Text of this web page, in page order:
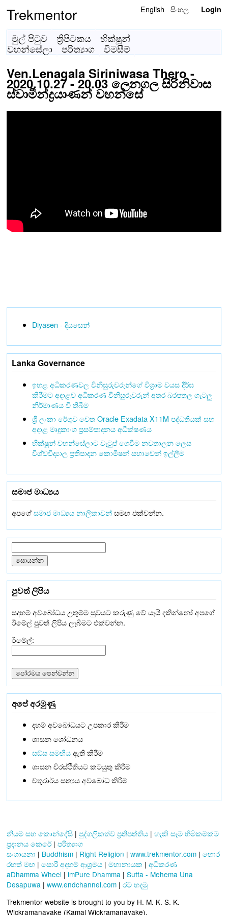
Trekmentor English සිංහල Login
මුල් පිටුව ත්‍රිපිටකය
භික්ෂූන්
වහන්සේලා
පරිත්‍යාග විමසීම්
Ven.Lenagala Siriniwasa Thero -
2020.10.27 - 20.03 ලෙනගල සිරිනිවාස
ස්වාමීන්ද්‍රයාණන් වහන්සේ
Diyasen - දියසෙන්
Lanka Governance
ඉහළ අධිකරණවල විනිසුරුවරුන්ගේ විශ්‍රාම වයස දීර්ඝ
කිරීමට අදාළව අධිකරණ විනිසුරුවරුන් අතර බරපතල ගැටලු
නිර්මාණය වී තිබීම
ශ්‍රී ලංකා රේගුව වෙත Oracle Exadata X11M පද්ධතියක් සහ
අදාළ මෘදුකාංග ප්‍රසම්පාදනය අධීක්ෂණය
භික්ෂූන් වහන්සේලාට වැටුප් ගෙවීම නවතාලන ලෙස
විශ්වවිද්‍යාල ප්‍රතිපාදන කොමිෂන් සභාවෙන් ඉල්ලීම
සමාජ මාධ්‍යය
අපගේසමාජ මාධ්‍යය නාලිකාවන්සමඟ එක්වන්න.
පුවත් ලිපිය
සදහම් අවබෝධය උතුම්ම සුවයට කරුණු වේ යැයි දකින්නෝ අපගේ
ඊමේල් පුවත් ලිපිය ලැබීමට එක්වන්න.
ඊමේල්:
අපේ අරමුණු
දහම් අවබෝධයට උපකාර කිරීම
ශාසන ශෝධනය
සඞ්‌ඝ සමඟියඇති කිරීම
ශාසන චිරස්ථිතියට කටයුතු කිරීම
චතුරාර්ය සත්‍යය අවබෝධ කිරීම
නියම සහ කොන්දේසි | පුද්ගලිකත්ව ප්‍රතිපත්තිය | හැකි සෑම හිමිකමක්ම
ප්‍රදානය කෙරේ | පරිත්‍යාග
සංගායනා | Buddhism | Right Religion | www.trekmentor.com | හොර
රහත් මඟ | සොරි අදහම් ආශ්‍රමය | මහානායක | අධිකරණ
aDhamma Wheel | imPure Dhamma | Sutta - Mehema Una
Desapuwa | www.endchannel.com | රට හදමු
Trekmentor website is brought to you by H. M. K. S. K.
Wickramanayake (Kamal Wickramanayake).